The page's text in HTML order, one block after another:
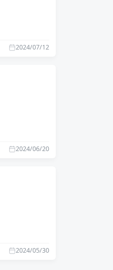
2024/07/12
2024/06/20
2024/05/30